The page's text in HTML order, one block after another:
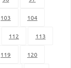
103 104
112 113
119 120